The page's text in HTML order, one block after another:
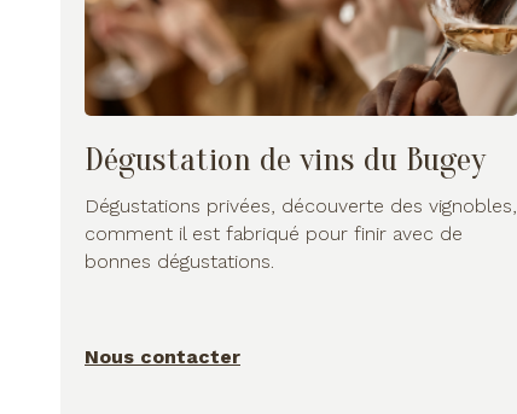
Dégustation de vins du Bugey
Dégustations privées, découverte des vignobles,
comment il est fabriqué pour finir avec de
bonnes dégustations.
Nous contacter